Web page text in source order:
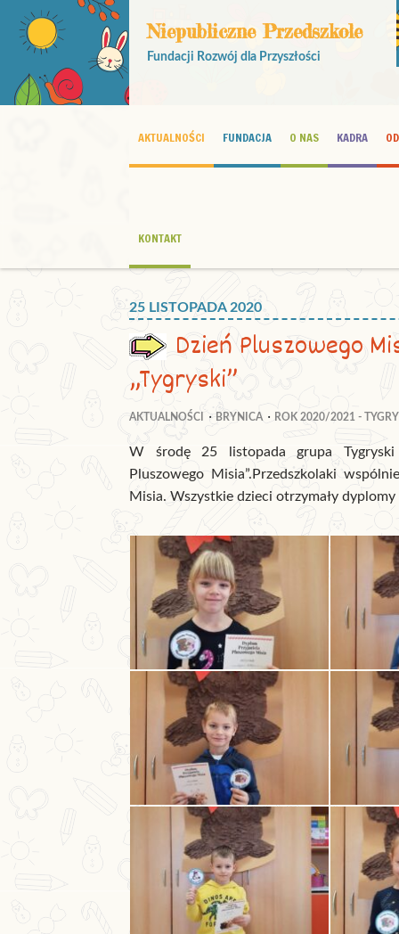
Niepubliczne Przedszkole
Fundacji Rozwój dla Przyszłości
AKTUALNOŚCI FUNDACJA O NAS KADRA
KONTAKT
25 LISTOPADA 2020
Dzień Pluszowego
„Tygryski”
AKTUALNOŚCI BRYNICA ROK 2020/2021 -
W środę 25 listopada grupa Tygryski
Pluszowego Misia”.Przedszkolaki
Misia. Wszystkie dzieci otrzymały